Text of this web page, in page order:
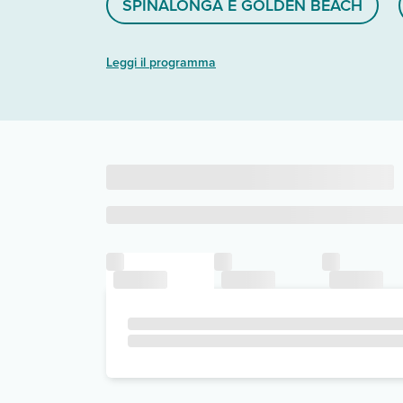
SPINALONGA E GOLDEN BEACH
Leggi il programma